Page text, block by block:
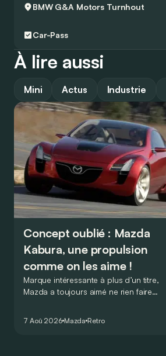
BMW G&A Motors Turnhout
Car-Pass
À lire aussi
Mini Actus Industrie
Concept oublié : Mazda
Kabura, une propulsion
comme on les aime !
Marque intéressante à plus d’un titre,
Mazda a toujours aimé ne rien faire
de la plus belle des manières…
7 Aoû 2026 Mazda Retro